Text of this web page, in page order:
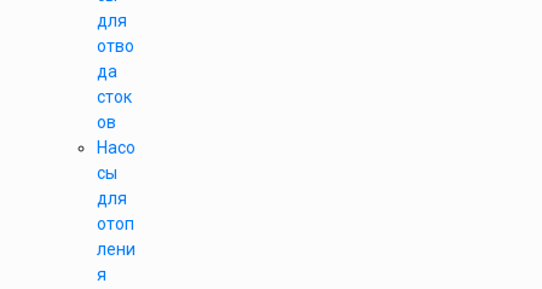
для
отво
да
сток
ов
Насо
сы
для
отоп
лени
я